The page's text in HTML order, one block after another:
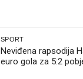
SPORT
Neviđena rapsodija
euro gola za 5:2